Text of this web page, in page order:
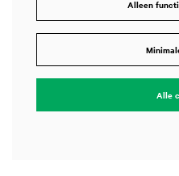
Alleen
Alle